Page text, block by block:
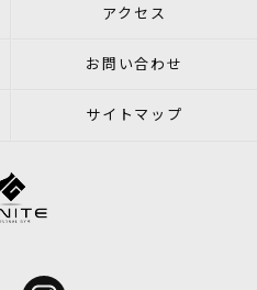
アクセス
お問い合わせ
サイトマップ